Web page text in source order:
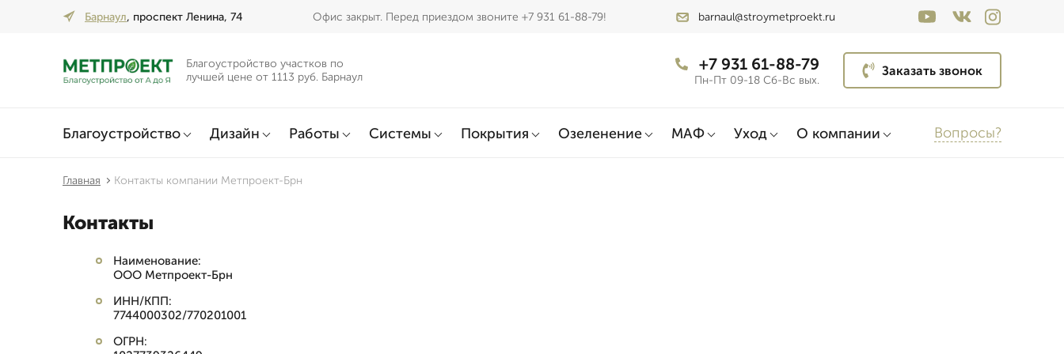
Барнаул, проспект Ленина, 74 Офис закрыт. Перед приездом звоните +7 931 61-88-79! barnaul@stroymetproekt.ru
Благоустройство участков по
лучшей цене от 1113 руб. Барнаул
+7 931 61-88-79
Пн-Пт 09-18 Сб-Вс вых.
Заказать звонок
Благоустройство Дизайн Работы Системы Покрытия Озеленение МАФ Уход О компании Вопросы?
Главная Контакты компании Метпроект-Брн
Контакты
Наименование:
ООО Метпроект-Брн
ИНН/КПП:
7744000302/770201001
ОГРН: